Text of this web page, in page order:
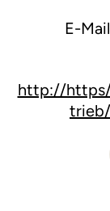
E-
http://